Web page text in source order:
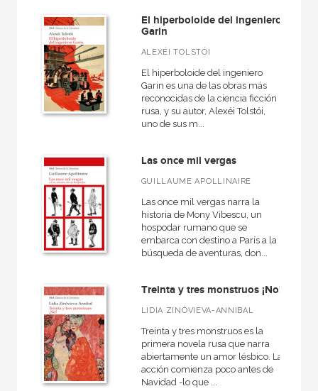
El hiperboloide del ingeniero
Garin
ALEXÉI TOLSTÓI
El hiperboloide del ingeniero
Garin es una de las obras más
reconocidas de la ciencia ficción
rusa, y su autor, Alexéi Tolstói,
uno de sus m...
Las once mil vergas
GUILLAUME APOLLINAIRE
Las once mil vergas narra la
historia de Mony Vibescu, un
hospodar rumano que se
embarca con destino a París a la
búsqueda de aventuras, don...
Treinta y tres monstruos ¡No!
LIDIA ZINÓVIEVA-ANNIBAL
Treinta y tres monstruos es la
primera novela rusa que narra
abiertamente un amor lésbico. La
acción comienza poco antes de
Navidad -lo que ...